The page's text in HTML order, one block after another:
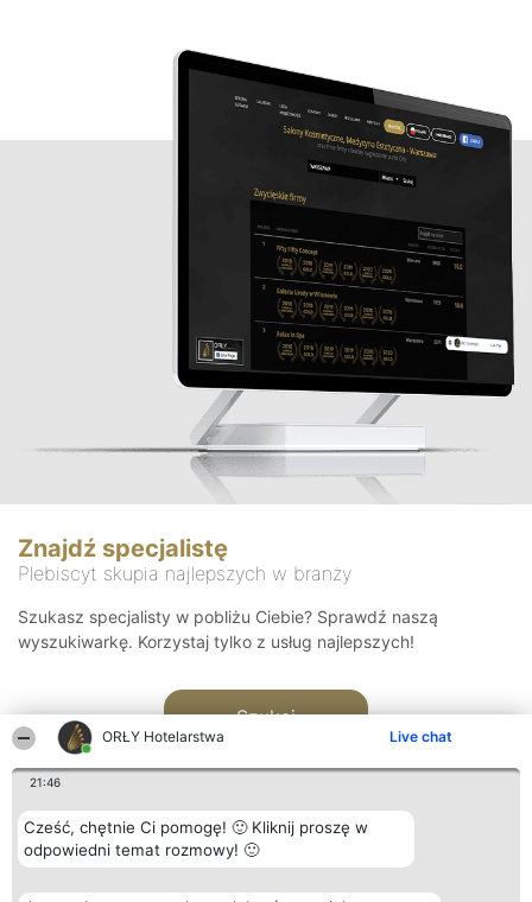
ORŁY Hotelarstwa Live chat
21:46
Cześć, chętnie Ci pomogę! 🙂 Kliknij proszę w
odpowiedni temat rozmowy! 🙂
Znajdź specjalistę
Plebiscyt skupia najlepszych w branży
Szukasz specjalisty w pobliżu Ciebie? Sprawdź naszą
wyszukiwarkę. Korzystaj tylko z usług najlepszych!
Szukaj
Organizator plebiscytu Plebiscyt Kontakt